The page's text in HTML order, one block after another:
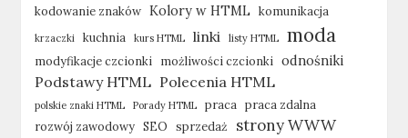
kodowanie znaków Kolory w HTML komunikacja
krzaczki kuchnia kurs HTML linki listy HTML moda
modyfikacje czcionki możliwości czcionki odnośniki
Podstawy HTML Polecenia HTML
polskie znaki HTML Porady HTML praca praca zdalna
rozwój zawodowy SEO sprzedaż strony WWW